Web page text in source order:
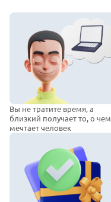
Вы не тратите время, а
близкий получает то, о чем
мечтает человек